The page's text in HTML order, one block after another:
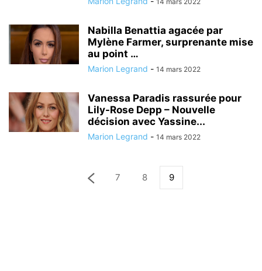
Nabilla Benattia agacée par
Mylène Farmer, surprenante mise
au point …
Marion Legrand - 14 mars 2022
Vanessa Paradis rassurée pour
Lily-Rose Depp – Nouvelle
décision avec Yassine...
Marion Legrand - 14 mars 2022
7 8 9